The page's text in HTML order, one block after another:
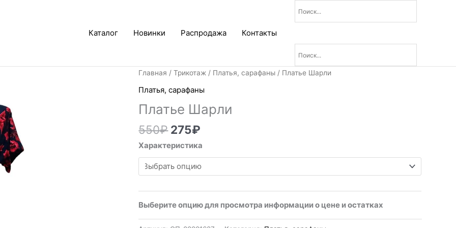
Каталог Новинки Распродажа Контакты
Главная /Трикотаж / Платья, сарафаны / Платье Шарли
Платья, сарафаны
Платье Шарли
550₽
Первоначальная
цена
составляла
550₽.
275₽
Текущая
275₽.
Характеристика
Выберите опцию для просмотра информации о цене и остатках